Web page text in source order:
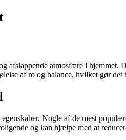
afslappende atmosfære i
af ro og balance, hvilket gør
Nogle af de mest
og kan hjælpe med at